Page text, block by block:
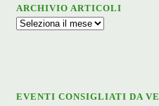
ARCHIVIO ARTICOLI
Archivio
EVENTI CONSIGLIATI DA